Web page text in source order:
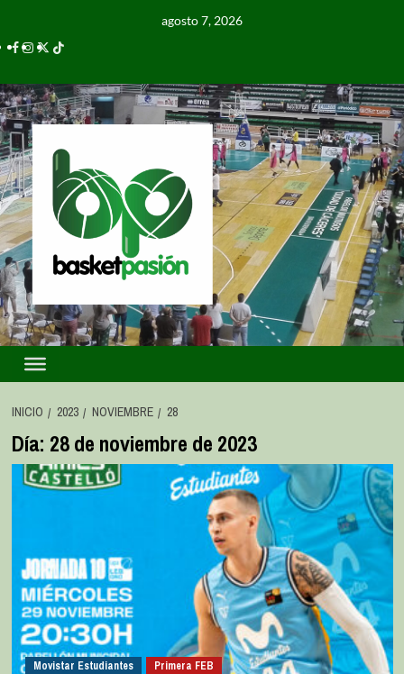
agosto 7, 2026
INICIO 2023 NOVIEMBRE 28
Día: 28 de noviembre de 2023
Movistar Estudiantes Primera FEB